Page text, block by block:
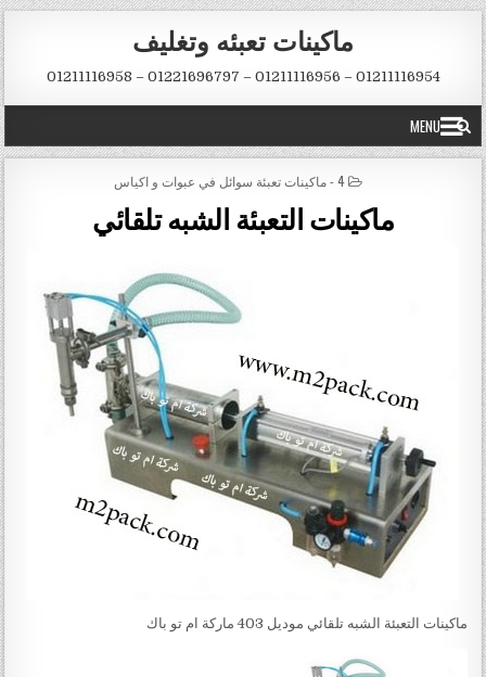
Skip to content
ماكينات تعبئه وتغليف
01211116954 – 01211116956 – 01221696797 – 01211116958
MENU
POSTED IN
4 - ماكينات تعبئة سوائل في عبوات و اكياس
ماكينات التعبئة الشبه تلقائي
ماكينات التعبئة الشبه تلقائي موديل 403 ماركة ام تو باك